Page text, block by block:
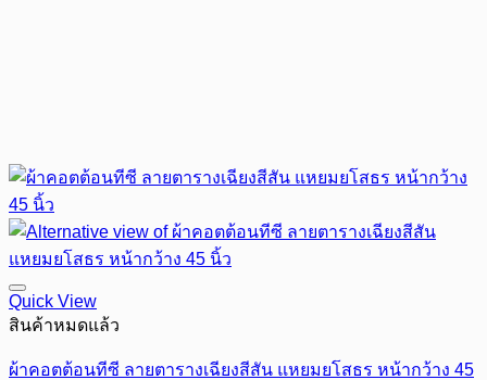
Quick View
สินค้าหมดแล้ว
ผ้าคอตต้อนทีซี ลายตารางเฉียงสีสัน แหยมยโสธร หน้ากว้าง 45